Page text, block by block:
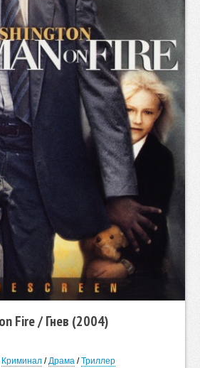
Fire / Гнев (2004)
Криминал/Драма/Триллер